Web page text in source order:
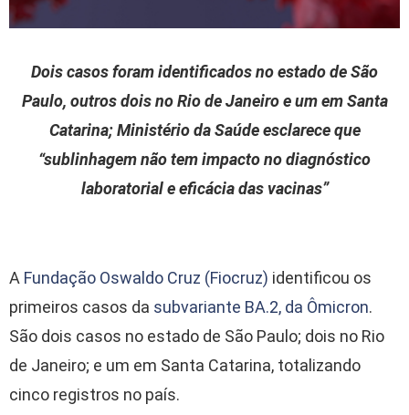
Dois casos foram identificados no estado de São
Paulo, outros dois no Rio de Janeiro e um em Santa
Catarina; Ministério da Saúde esclarece que
“sublinhagem não tem impacto no diagnóstico
laboratorial e eficácia das vacinas”
A Fundação Oswaldo Cruz (Fiocruz) identificou os
primeiros casos da subvariante BA.2, da Ômicron.
São dois casos no estado de São Paulo; dois no Rio
de Janeiro; e um em Santa Catarina, totalizando
cinco registros no país.